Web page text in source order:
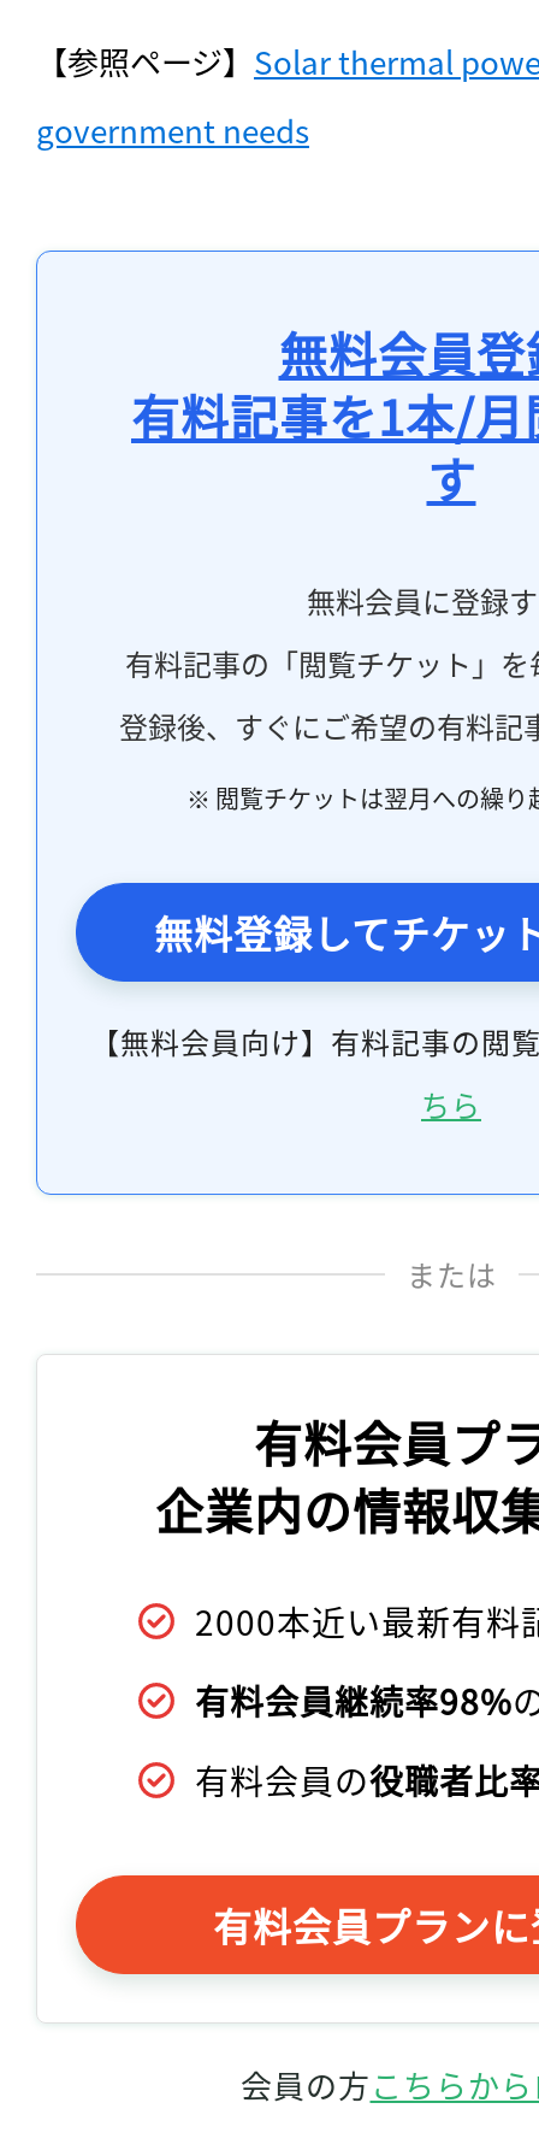
【参照ページ】 Solar thermal
government needs
無料会員
有料記事を1本/
す
無料会員に登録
有料記事の「閲覧チケット」
登録後、すぐにご希望の有料記
※ 閲覧チケットは翌月への繰り
無料登録してチケッ
【無料会員向け】有料記事の閲
ちら
または
有料会員プ
企業内の情報収
2000本近い最新有料
有料会員継続率98%
有料会員の役職者比
有料会員プラン
会員の方こちらか